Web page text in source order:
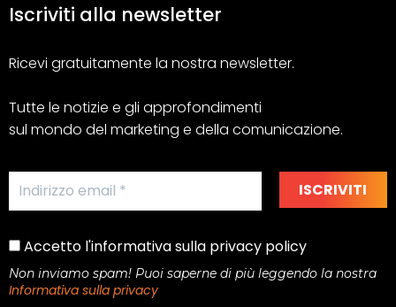
Iscriviti alla newsletter
Ricevi gratuitamente la nostra newsletter.
Tutte le notizie e gli approfondimenti
sul mondo del marketing e della comunicazione.
Accetto l'informativa sulla privacy policy
Non inviamo spam! Puoi saperne di più leggendo la nostra
Informativa sulla privacy